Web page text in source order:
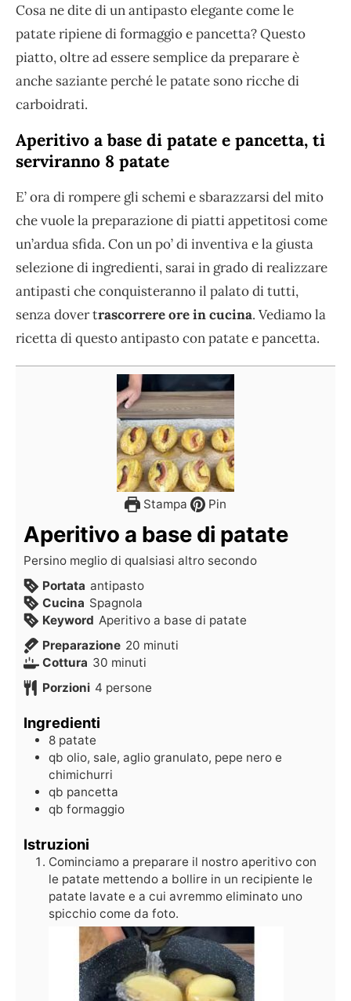
Cosa ne dite di un antipasto elegante come le
patate ripiene di formaggio e pancetta? Questo
piatto, oltre ad essere semplice da preparare è
anche saziante perché le patate sono ricche di
carboidrati.
Aperitivo a base di patate e pancetta, ti
serviranno 8 patate
E’ ora di rompere gli schemi e sbarazzarsi del mito
che vuole la preparazione di piatti appetitosi come
un’ardua sfida. Con un po’ di inventiva e la giusta
selezione di ingredienti, sarai in grado di realizzare
antipasti che conquisteranno il palato di tutti,
senza dover trascorrere ore in cucina. Vediamo la
ricetta di questo antipasto con patate e pancetta.
Stampa Pin
Aperitivo a base di patate
Persino meglio di qualsiasi altro secondo
Portata antipasto
Cucina Spagnola
Keyword Aperitivo a base di patate
Preparazione 20 minuti
Cottura 30 minuti
Porzioni 4 persone
Ingredienti
8 patate
qb olio, sale, aglio granulato, pepe nero e
chimichurri
qb pancetta
qb formaggio
Istruzioni
Cominciamo a preparare il nostro aperitivo con
le patate mettendo a bollire in un recipiente le
patate lavate e a cui avremmo eliminato uno
spicchio come da foto.